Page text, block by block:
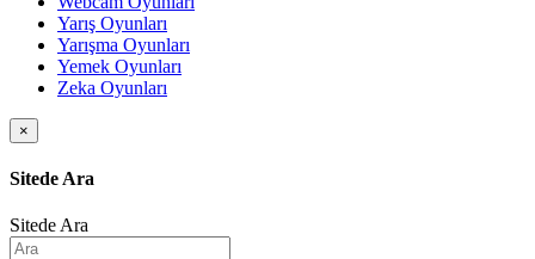
Yarış Oyunları
Yarışma Oyunları
Yemek Oyunları
Zeka Oyunları
×
Sitede Ara
Sitede Ara